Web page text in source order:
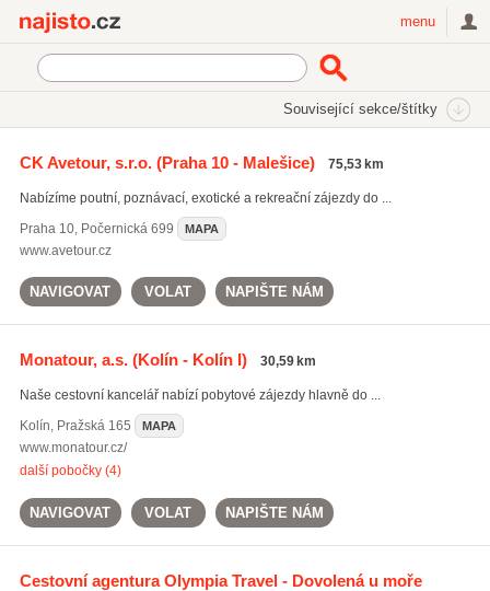
menu
Související sekce/štítky
Poznávací zájezdy
CK Avetour, s.r.o.(Praha 10 - Malešice) 75,53 km
Nabízíme poutní, poznávací, exotické a rekreační zájezdy do ...
Praha 10, Počernická 699 MAPA
www.avetour.cz
NAVIGOVAT VOLAT NAPIŠTE NÁM
Monatour, a.s.(Kolín - Kolín I) 30,59 km
Naše cestovní kancelář nabízí pobytové zájezdy hlavně do ...
Kolín, Pražská 165 MAPA
www.monatour.cz/
další pobočky (4)
NAVIGOVAT VOLAT NAPIŠTE NÁM
Cestovní agentura Olympia Travel - Dovolená u moře